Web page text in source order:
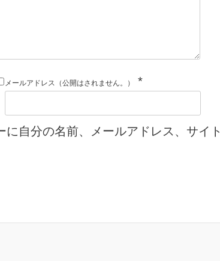
メールアドレス（公開はされません。） *
自分の名前、メールアドレス、サイト